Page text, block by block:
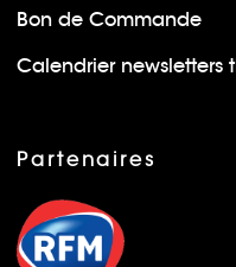
Bon de Commande
Calendrier newsletters
Partenaires